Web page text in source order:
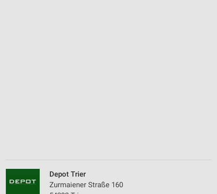
Depot Trier
Zurmaiener Straße 160